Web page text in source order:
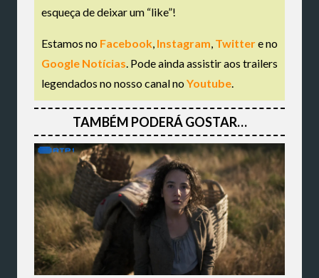
esqueça de deixar um “like”!
Estamos no Facebook, Instagram, Twittere no
Google Notícias. Pode ainda assistir aos trailers
legendados no nosso canal noYoutube.
TAMBÉM PODERÁ GOSTAR…